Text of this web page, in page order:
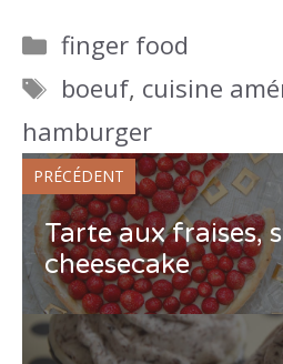
Catégories
finger food
Étiquettes
boeuf, cuisine
hamburger
PRÉCÉDENT
Tarte aux fraises,
cheesecake